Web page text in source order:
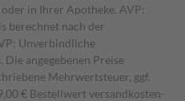
in Ihrer Apotheke. AVP:
berechnet nach der
Unverbindliche
angegebenen Preise
Mehrwertsteuer, ggf.
€ Bestell­wert versand­kosten­